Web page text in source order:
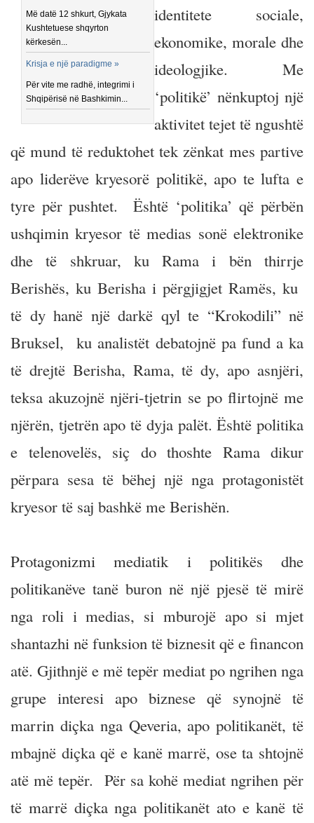
Më datë 12 shkurt, Gjykata
Kushtetuese shqyrton
kërkesën...
Krisja e një paradigme »
Për vite me radhë, integrimi i
Shqipërisë në Bashkimin...
identitete sociale,
ekonomike, morale dhe
ideologjike. Me
‘politikë’ nënkuptoj një
aktivitet tejet të ngushtë
që mund të reduktohet tek zënkat mes partive
apo liderëve kryesorë politikë, apo te lufta e
tyre për pushtet. Është ‘politika’ që përbën
ushqimin kryesor të medias sonë elektronike
dhe të shkruar, ku Rama i bën thirrje
Berishës, ku Berisha i përgjigjet Ramës, ku
të dy hanë një darkë qyl te “Krokodili” në
Bruksel, ku analistët debatojnë pa fund a ka
të drejtë Berisha, Rama, të dy, apo asnjëri,
teksa akuzojnë njëri-tjetrin se po flirtojnë me
njërën, tjetrën apo të dyja palët. Është politika
e telenovelës, siç do thoshte Rama dikur
përpara sesa të bëhej një nga protagonistët
kryesor të saj bashkë me Berishën.
Protagonizmi mediatik i politikës dhe
politikanëve tanë buron në një pjesë të mirë
nga roli i medias, si mburojë apo si mjet
shantazhi në funksion të biznesit që e financon
atë. Gjithnjë e më tepër mediat po ngrihen nga
grupe interesi apo biznese që synojnë të
marrin diçka nga Qeveria, apo politikanët, të
mbajnë diçka që e kanë marrë, ose ta shtojnë
atë më tepër. Për sa kohë mediat ngrihen për
të marrë diçka nga politikanët ato e kanë të